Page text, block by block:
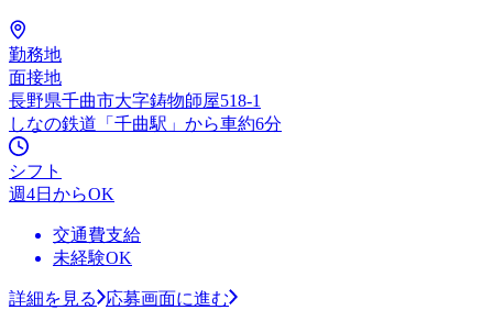
勤務地
面接地
長野県千曲市大字鋳物師屋518-1
しなの鉄道「千曲駅」から車約6分
シフト
週4日からOK
交通費支給
未経験OK
詳細を見る
応募画面に進む